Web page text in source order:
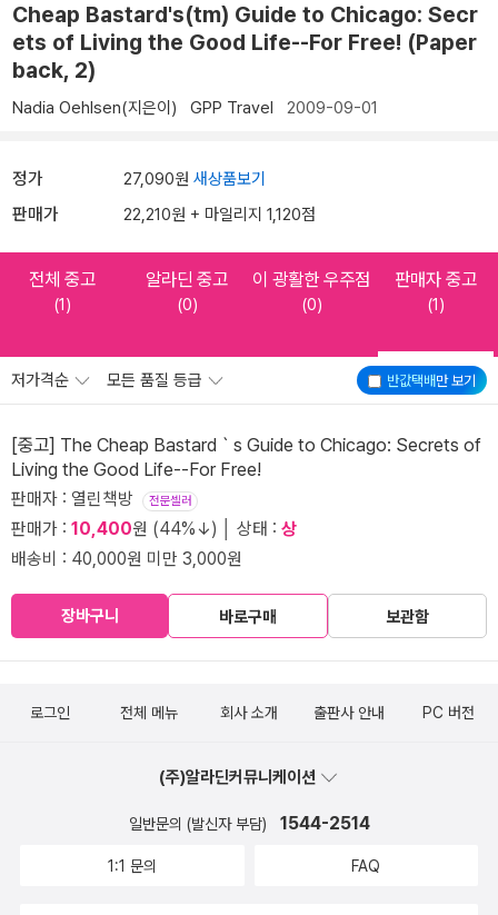
Cheap Bastard's(tm) Guide to Chicago: Secr
ets of Living the Good Life--For Free! (Paper
back, 2)
Nadia Oehlsen(지은이) GPP Travel 2009-09-01
정가 27,090원 새상품보기
판매가 22,210원 + 마일리지 1,120점
전체 중고
(1)
알라딘 중고
(0)
이 광활한 우주점
(0)
판매자 중고
(1)
반값택배만 보기
저가격순 모든 품질 등급
[중고] The Cheap Bastard｀s Guide to Chicago: Secrets of
Living the Good Life--For Free!
판매자 : 열린책방 전문셀러
판매가 : 10,400원 (44%↓) │ 상태 : 상
배송비 : 40,000원 미만 3,000원
장바구니 바로구매 보관함
로그인 전체 메뉴 회사 소개 출판사 안내 PC 버전
(주)알라딘커뮤니케이션
일반문의 (발신자 부담) 1544-2514
1:1 문의 FAQ